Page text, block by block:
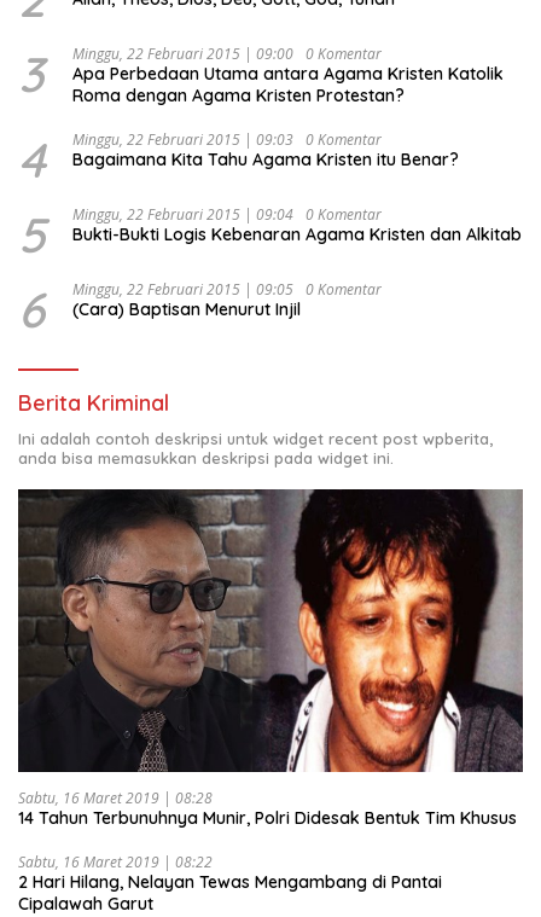
3 Minggu, 22 Februari 2015 | 09:00 0 Komentar
Apa Perbedaan Utama antara Agama Kristen Katolik
Roma dengan Agama Kristen Protestan?
4 Minggu, 22 Februari 2015 | 09:03 0 Komentar
Bagaimana Kita Tahu Agama Kristen itu Benar?
5 Minggu, 22 Februari 2015 | 09:04 0 Komentar
Bukti-Bukti Logis Kebenaran Agama Kristen dan Alkitab
6 Minggu, 22 Februari 2015 | 09:05 0 Komentar
(Cara) Baptisan Menurut Injil
Berita Kriminal
Ini adalah contoh deskripsi untuk widget recent post wpberita,
anda bisa memasukkan deskripsi pada widget ini.
Sabtu, 16 Maret 2019 | 08:28
14 Tahun Terbunuhnya Munir, Polri Didesak Bentuk Tim Khusus
Sabtu, 16 Maret 2019 | 08:22
2 Hari Hilang, Nelayan Tewas Mengambang di Pantai
Cipalawah Garut